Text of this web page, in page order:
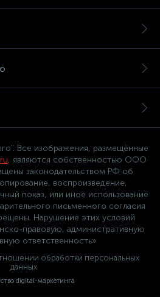
Все изображения, размещённые
, являются собственностью ООО
законодательством РФ об
воспроизведение,
показ, или иное использование
письменного согласия
Нарушение этих условий
правовую, административную
ответственность»
обработки персональных
данных